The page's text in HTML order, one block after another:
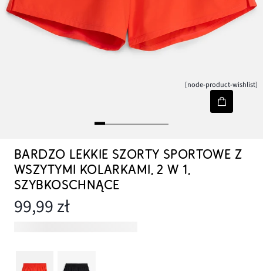
[node-product-wishlist]
BARDZO LEKKIE SZORTY SPORTOWE Z
WSZYTYMI KOLARKAMI, 2 W 1,
SZYBKOSCHNĄCE
99,99 zł